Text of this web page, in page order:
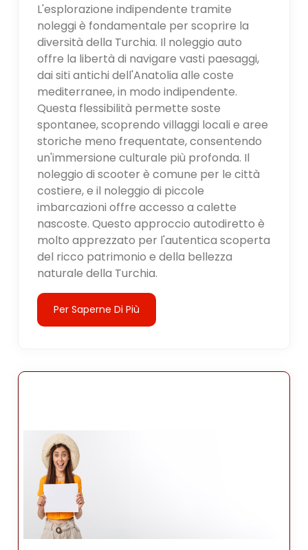
L'esplorazione indipendente tramite
noleggi è fondamentale per scoprire la
diversità della Turchia. Il noleggio auto
offre la libertà di navigare vasti paesaggi,
dai siti antichi dell'Anatolia alle coste
mediterranee, in modo indipendente.
Questa flessibilità permette soste
spontanee, scoprendo villaggi locali e aree
storiche meno frequentate, consentendo
un'immersione culturale più profonda. Il
noleggio di scooter è comune per le città
costiere, e il noleggio di piccole
imbarcazioni offre accesso a calette
nascoste. Questo approccio autodiretto è
molto apprezzato per l'autentica scoperta
del ricco patrimonio e della bellezza
naturale della Turchia.
Per Saperne Di Più